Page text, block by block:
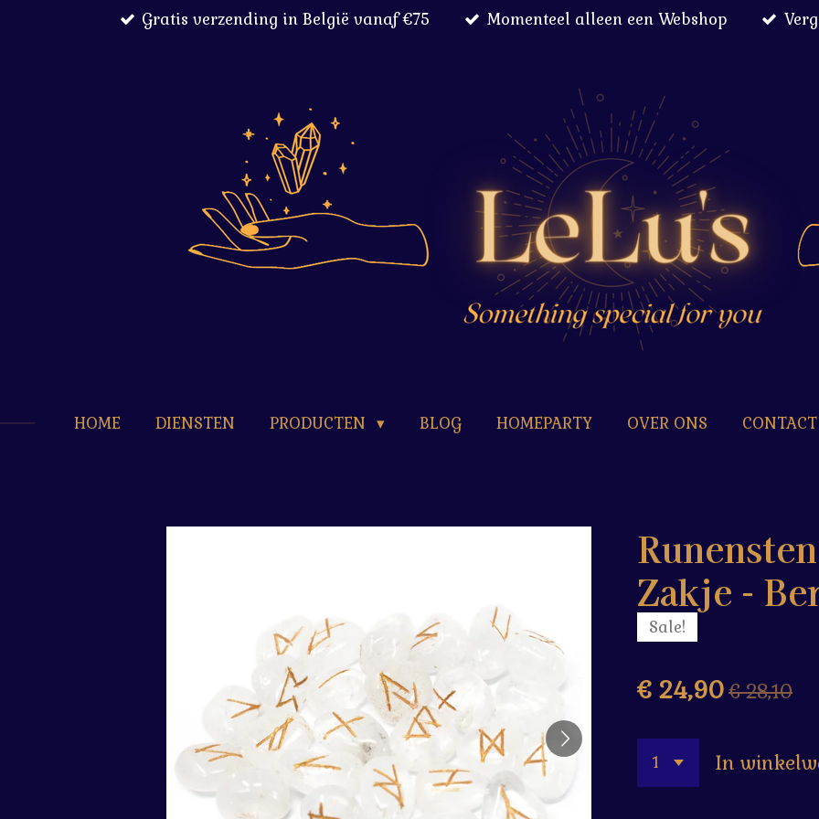
Gratis verzending in België vanaf €75 Momenteel alleen een Webshop
HOME DIENSTEN PRODUCTEN BLOG HOMEPARTY OVER ONS CONTACT
Zakje -
Sale!
€ 24,90€ 28,10
In